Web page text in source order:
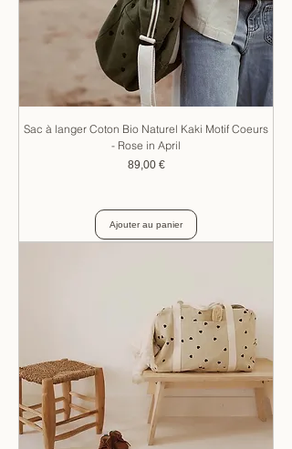
Sac à langer Coton Bio Naturel Kaki Motif Coeurs
- Rose in April
Prix
89,00 €
Ajouter au panier